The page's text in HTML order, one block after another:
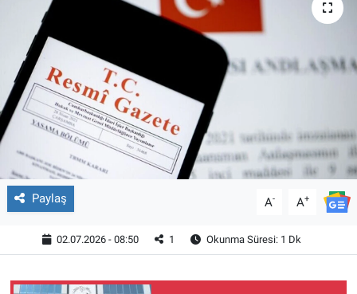
Paylaş A- A+
02.07.2026 - 08:50 1 Okunma Süresi: 1 Dk